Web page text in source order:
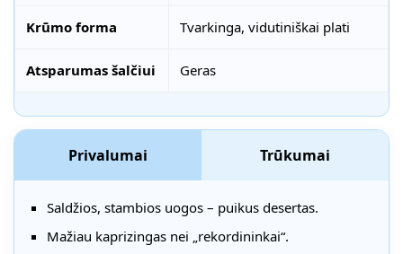
Krūmo forma Tvarkinga, vidutiniškai plati
Atsparumas šalčiui Geras
Privalumai Trūkumai
Saldžios, stambios uogos – puikus desertas.
Mažiau kaprizingas nei „rekordininkai“.